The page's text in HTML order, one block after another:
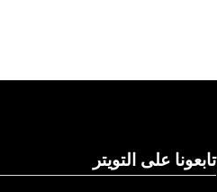
تابعونا على التويتر